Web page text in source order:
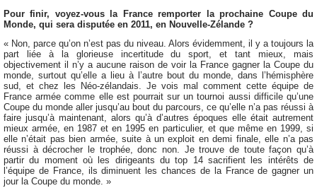
Pour finir, voyez-vous la France remporter la prochaine Coupe du
Monde, qui sera disputée en 2011, en Nouvelle-Zélande ?
« Non, parce qu’on n’est pas du niveau. Alors évidemment, il y a toujours la
part liée à la glorieuse incertitude du sport, et tant mieux, mais
objectivement il n’y a aucune raison de voir la France gagner la Coupe du
monde, surtout qu’elle a lieu à l’autre bout du monde, dans l’hémisphère
sud, et chez les Néo-zélandais. Je vois mal comment cette équipe de
France armée comme elle est pourrait sur un tournoi aussi difficile qu’une
Coupe du monde aller jusqu’au bout du parcours, ce qu’elle n’a pas réussi à
faire jusqu’à maintenant, alors qu’à d’autres époques elle était autrement
mieux armée, en 1987 et en 1995 en particulier, et que même en 1999, si
elle n’était pas bien armée, suite à un exploit en demi finale, elle n’a pas
réussi à décrocher le trophée, donc non. Je trouve de toute façon qu’à
partir du moment où les dirigeants du top 14 sacrifient les intérêts de
l’équipe de France, ils diminuent les chances de la France de gagner un
jour la Coupe du monde. »